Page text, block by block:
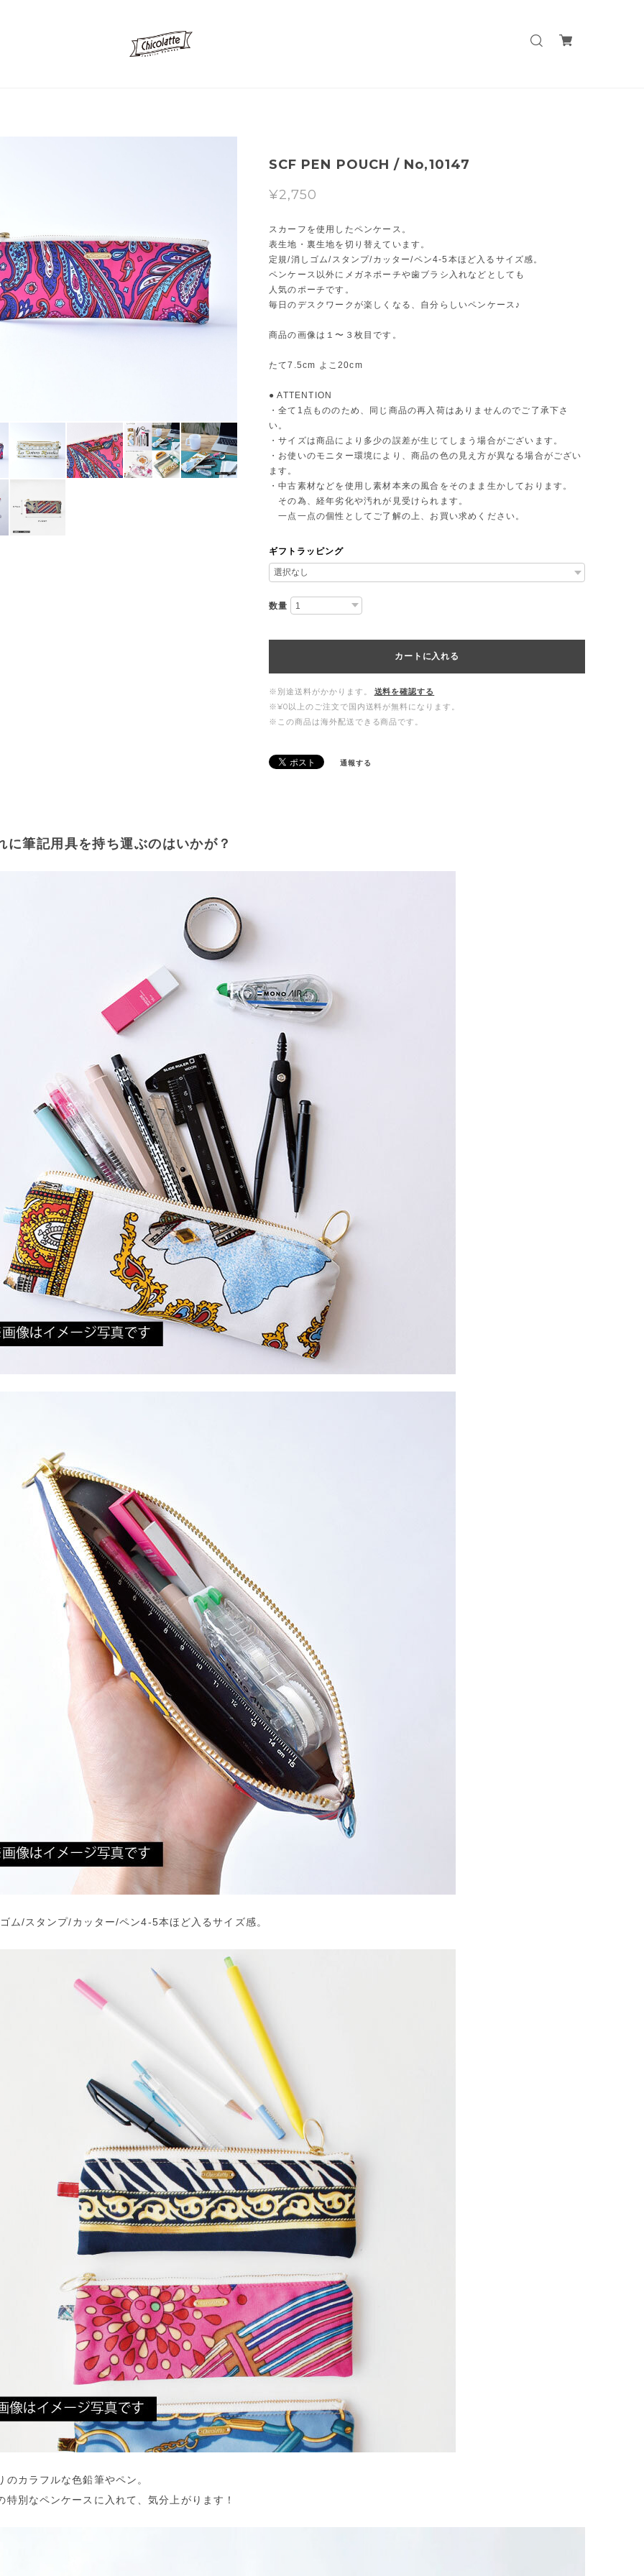
SCF PEN POUCH / No,10147
¥2,750
スカーフを使用したペンケース。
表生地・裏生地を切り替えています。
定規/消しゴム/スタンプ/カッター/ペン4-5本ほど入るサイズ感。
ペンケース以外にメガネポーチや歯ブラシ入れなどとしても
人気のポーチです。
毎日のデスクワークが楽しくなる、自分らしいペンケース♪
商品の画像は１〜３枚目です。
たて7.5cm よこ20cm
● ATTENTION
・全て1点もののため、同じ商品の再入荷はありませんのでご了承下さ
い。
・サイズは商品により多少の誤差が生じてしまう場合がございます。
・お使いのモニター環境により、商品の色の見え方が異なる場合がござい
ます。
・中古素材などを使用し素材本来の風合をそのまま生かしております。
その為、経年劣化や汚れが見受けられます。
一点一点の個性としてご了解の上、お買い求めください。
ギフトラッピング
数量
カートに入れる
※別途送料がかかります。
送料を確認する
※¥0以上のご注文で国内送料が無料になります。
※この商品は海外配送できる商品です。
通報する
に筆記用具を持ち運ぶのはいかが？
ム/スタンプ/カッター/ペン4-5本ほど入るサイズ感。
のカラフルな色鉛筆やペン。
特別なペンケースに入れて、気分上がります！